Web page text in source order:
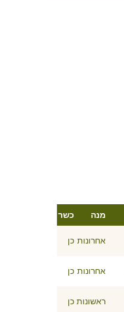
מנה כשר
אחרונות כן
אחרונות כן
ראשונות כן